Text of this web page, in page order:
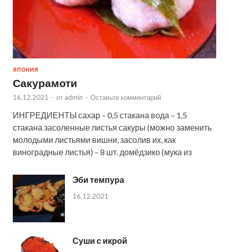
ЯПОНИЯ
Сакурамоти
16.12.2021 - от admin - Оставьте комментарий
ИНГРЕДИЕНТЫ сахар – 0,5 стакана вода – 1,5
стакана засоленные листья сакуры (можно заменить
молодыми листьями вишни, засолив их, как
виноградные листья) – 8 шт. домёдзико (мука из
Эби темпура
16.12.2021
Суши с икрой